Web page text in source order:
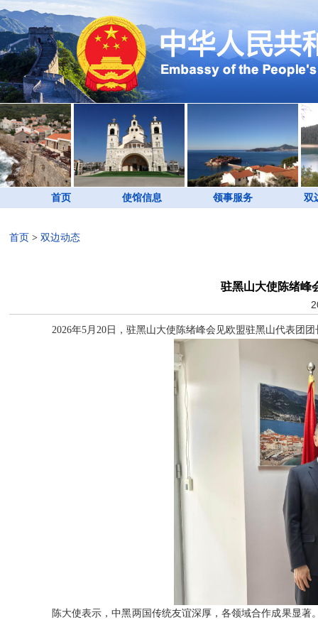
首页 使馆信息 领事服务 双
首页 > 双边动态
驻黑山大使陈绪峰
2026年5月20日，驻黑山大使陈绪峰会见欧盟驻黑山代表团
陈大使表示，中黑两国传统友谊深厚，各领域合作成果显